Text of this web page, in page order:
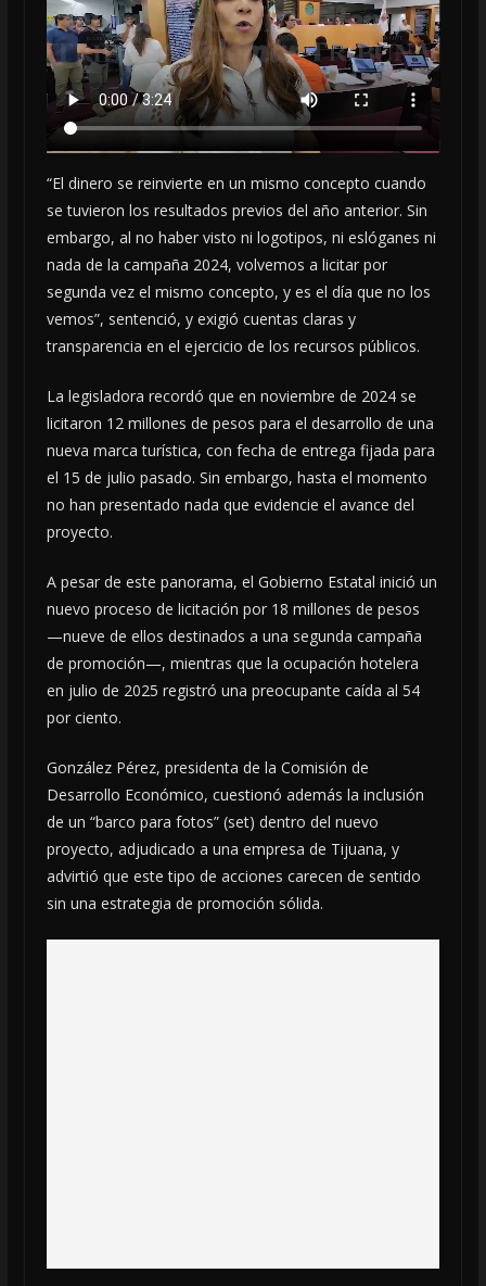
“El dinero se reinvierte en un mismo concepto cuando
se tuvieron los resultados previos del año anterior. Sin
embargo, al no haber visto ni logotipos, ni eslóganes ni
nada de la campaña 2024, volvemos a licitar por
segunda vez el mismo concepto, y es el día que no los
vemos”, sentenció, y exigió cuentas claras y
transparencia en el ejercicio de los recursos públicos.
La legisladora recordó que en noviembre de 2024 se
licitaron 12 millones de pesos para el desarrollo de una
nueva marca turística, con fecha de entrega fijada para
el 15 de julio pasado. Sin embargo, hasta el momento
no han presentado nada que evidencie el avance del
proyecto.
A pesar de este panorama, el Gobierno Estatal inició un
nuevo proceso de licitación por 18 millones de pesos
—nueve de ellos destinados a una segunda campaña
de promoción—, mientras que la ocupación hotelera
en julio de 2025 registró una preocupante caída al 54
por ciento.
González Pérez, presidenta de la Comisión de
Desarrollo Económico, cuestionó además la inclusión
de un “barco para fotos” (set) dentro del nuevo
proyecto, adjudicado a una empresa de Tijuana, y
advirtió que este tipo de acciones carecen de sentido
sin una estrategia de promoción sólida.